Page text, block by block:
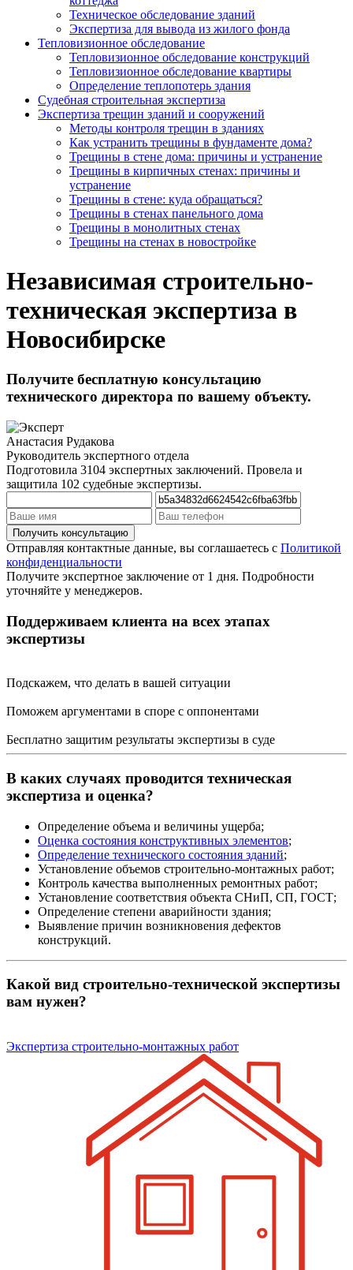
Техническое обследование зданий
Экспертиза для вывода из жилого фонда
Тепловизионное обследование
Тепловизионное обследование конструкций
Тепловизионное обследование квартиры
Определение теплопотерь здания
Судебная строительная экспертиза
Экспертиза трещин зданий и сооружений
Методы контроля трещин в зданиях
Как устранить трещины в фундаменте дома?
Трещины в стене дома: причины и устранение
Трещины в кирпичных стенах: причины и
устранение
Трещины в стене: куда обращаться?
Трещины в стенах панельного дома
Трещины в монолитных стенах
Трещины на стенах в новостройке
Независимая строительно-
техническая экспертиза в
Новосибирске
Получите бесплатную консультацию
технического директора по вашему объекту.
Анастасия Рудакова
Руководитель экспертного отдела
Подготовила 3104 экспертных заключений. Провела и
защитила 102 судебные экспертизы.
Отправляя контактные данные, вы соглашаетесь с Политикой
конфиденциальности
Получите экспертное заключение от 1 дня. Подробности
уточняйте у менеджеров.
Поддерживаем клиента на всех этапах
экспертизы
Подскажем, что делать в вашей ситуации
Поможем аргументами в споре с оппонентами
Бесплатно защитим результаты экспертизы в суде
В каких случаях проводится техническая
экспертиза и оценка?
Определение объема и величины ущерба;
Оценка состояния конструктивных элементов;
Определение технического состояния зданий;
Установление объемов строительно-монтажных работ;
Контроль качества выполненных ремонтных работ;
Установление соответствия объекта СНиП, СП, ГОСТ;
Определение степени аварийности здания;
Выявление причин возникновения дефектов
конструкций.
Какой вид строительно-технической экспертизы
вам нужен?
Экспертиза строительно-монтажных работ